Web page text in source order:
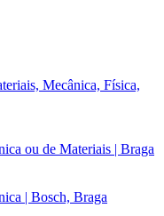
Mecânica, Física,
ou de Materiais | Braga
| Bosch, Braga